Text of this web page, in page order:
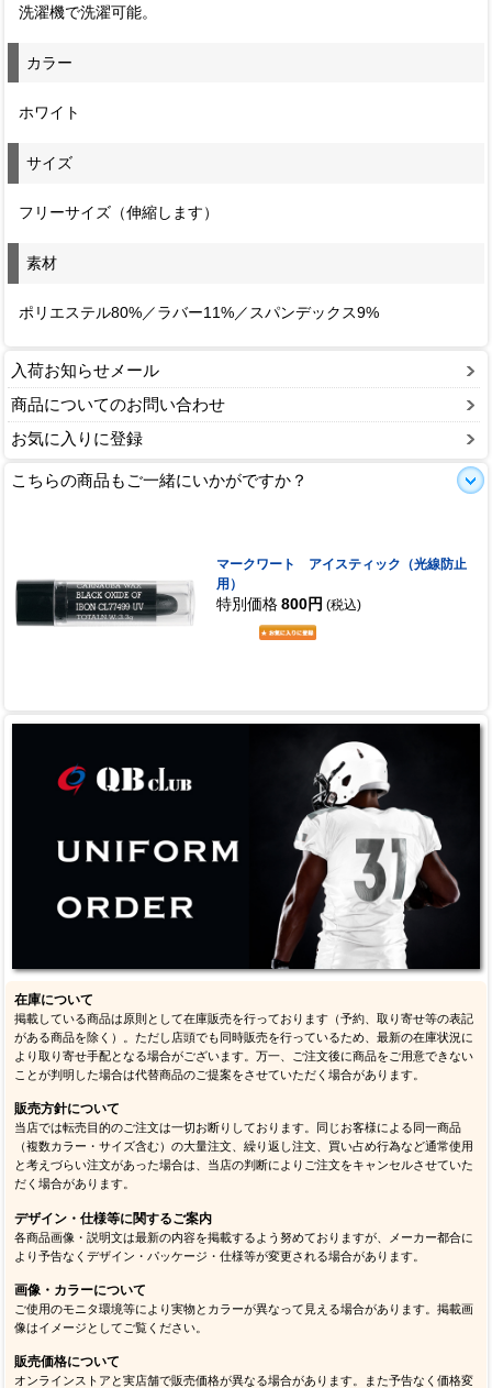
洗濯機で洗濯可能。
カラー
ホワイト
サイズ
フリーサイズ（伸縮します）
素材
ポリエステル80%／ラバー11%／スパンデックス9%
入荷お知らせメール
商品についてのお問い合わせ
お気に入りに登録
こちらの商品もご一緒にいかがですか？
マークワート アイスティック（光線防止
用）
特別価格 800円 (税込)
在庫について
掲載している商品は原則として在庫販売を行っております（予約、取り寄せ等の表記
がある商品を除く）。ただし店頭でも同時販売を行っているため、最新の在庫状況に
より取り寄せ手配となる場合がございます。万一、ご注文後に商品をご用意できない
ことが判明した場合は代替商品のご提案をさせていただく場合があります。
販売方針について
当店では転売目的のご注文は一切お断りしております。同じお客様による同一商品
（複数カラー・サイズ含む）の大量注文、繰り返し注文、買い占め行為など通常使用
と考えづらい注文があった場合は、当店の判断によりご注文をキャンセルさせていた
だく場合があります。
デザイン・仕様等に関するご案内
各商品画像・説明文は最新の内容を掲載するよう努めておりますが、メーカー都合に
より予告なくデザイン・パッケージ・仕様等が変更される場合があります。
画像・カラーについて
ご使用のモニタ環境等により実物とカラーが異なって見える場合があります。掲載画
像はイメージとしてご覧ください。
販売価格について
オンラインストアと実店舗で販売価格が異なる場合があります。また予告なく価格変